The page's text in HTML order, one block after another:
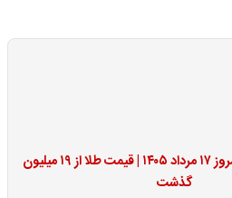
قیمت طلا و سکه امروز ۱۷ مرداد ۱۴۰۵ | قیمت طلا از ۱۹ میلیون
گذشت